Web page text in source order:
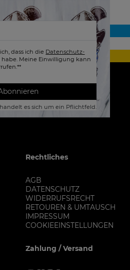
dass ich die Daten­schutz­
habe. Meine Einwilligung kann
es sich um ein Pflichtfeld.
Rechtliches
AGB
DATENSCHUTZ
WIDERRUFSRECHT
RETOUREN & UMTAUSCH
IMPRESSUM
COOKIEEINSTELLUNGEN
Zahlung / Versand